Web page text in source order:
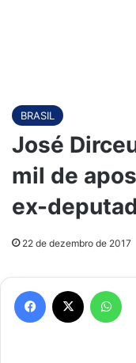
BRASIL
José
mil de
ex-
22 de dezembro de 2017